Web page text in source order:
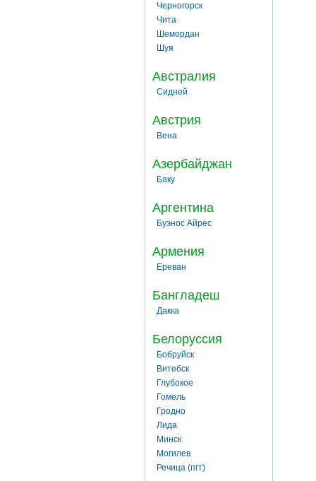
Черногорск
Чита
Шемордан
Шуя
Австралия
Сидней
Австрия
Вена
Азербайджан
Баку
Аргентина
Буэнос Айрес
Армения
Ереван
Бангладеш
Дакка
Белоруссия
Бобруйск
Витебск
Глубокое
Гомель
Гродно
Лида
Минск
Могилев
Речица (пгт)